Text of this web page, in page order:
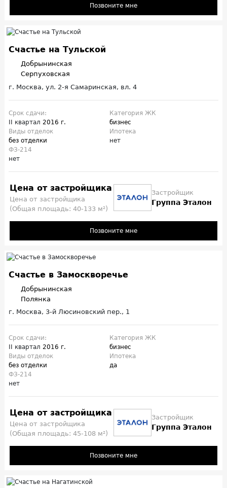
Позвоните мне
Счастье на Тульской
Добрынинская
Серпуховская
г. Москва, ул. 2-я Самаринская, вл. 4
Срок сдачи:
II квартал 2016 г.
Категория ЖК
бизнес
Виды отделок
без отделки
Ипотека
нет
ФЗ-214
нет
Цена от застройщика
Цена от застройщика
(Общая площадь: 40-133 м²)
Застройщик
Группа Эталон
Позвоните мне
Счастье в Замоскворечье
Добрынинская
Полянка
г. Москва, 3-й Люсиновский пер., 1
Срок сдачи:
II квартал 2016 г.
Категория ЖК
бизнес
Виды отделок
без отделки
Ипотека
да
ФЗ-214
нет
Цена от застройщика
Цена от застройщика
(Общая площадь: 45-108 м²)
Застройщик
Группа Эталон
Позвоните мне